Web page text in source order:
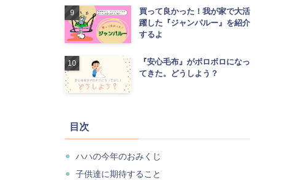
買って良かった！我が家で大活
躍した『ジャンパルー』を紹介
するよ
『安心毛布』がボロボロになっ
てきた。どうしよう？
目次
ハハの今年のおみくじ
子供達に期待すること